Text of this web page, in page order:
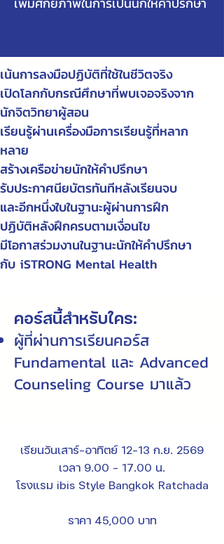
เน้นการลงมือปฏิบัติที่ใช้ในชีวิตจริง
เปิดโลกกับกรณีศึกษาที่พบเจอจริงจาก
นักจิตวิทยาผู้สอน
เรียนรู้ผ่านเครื่องมือการเรียนรู้ที่หลาก
หลาย
สร้างเครือข่ายนักให้คำปรึกษา
รับประกาศนียบัตรทันทีหลังเรียนจบ
และอีกหนึ่งใบในฐานะผู้ผ่านการฝึก
ปฏิบัติหลังฝึกครบตามเงื่อนไข
มีโอกาสร่วมงานในฐานะนักให้คำปรึกษา
กับ iSTRONG Mental Health
คอร์สนี้สำหรับใคร:
ผู้ที่ผ่านการเรียนคอร์ส
Fundamental และ Advanced
Counseling Course มาแล้ว
เรียนวันเสาร์-อาทิตย์ 12-13 ก.ย. 2569
เวลา 9.00 - 17.00 น.
โรงแรม ibis Style Bangkok Ratchada
ราคา 45,000 บาท